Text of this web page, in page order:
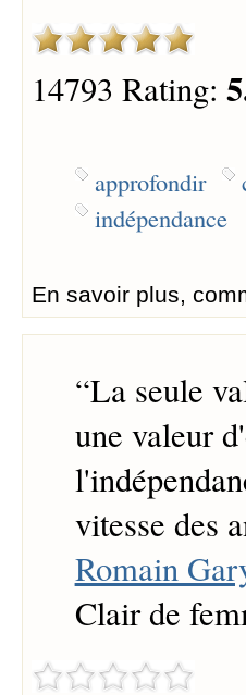
14793 Rating:
approfondir
indépendance
En savoir plus,
“La seule
une valeur
vitesse des
Romain
Clair de